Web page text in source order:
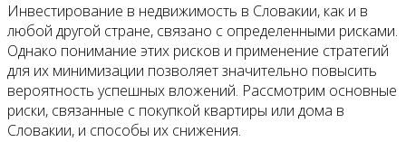
Инвестирование в недвижимость в Словакии, как и в
любой другой стране, связано с определенными рисками.
Однако понимание этих рисков и применение стратегий
для их минимизации позволяет значительно повысить
вероятность успешных вложений. Рассмотрим основные
риски, связанные с покупкой квартиры или дома в
Словакии, и способы их снижения.